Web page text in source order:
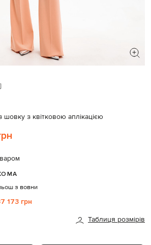
ще
з квітковою аплікацією
з вовни
173 грн
Таблиця розмірів